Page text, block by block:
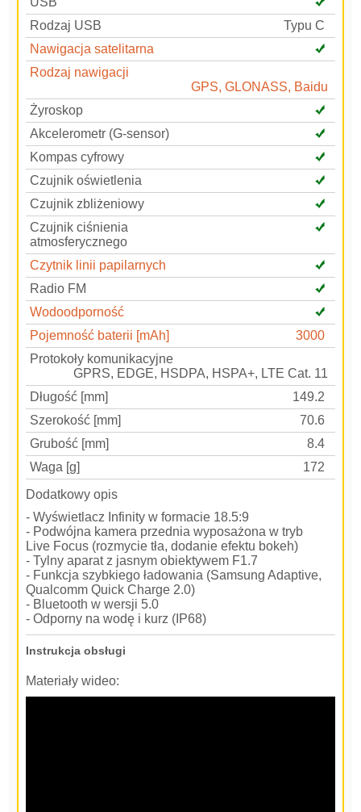
Rodzaj USB
Typu C
Nawigacja satelitarna
Rodzaj nawigacji
GPS, GLONASS, Baidu
Żyroskop
Akcelerometr (G-sensor)
Kompas cyfrowy
Czujnik oświetlenia
Czujnik zbliżeniowy
Czujnik ciśnienia
atmosferycznego
Czytnik linii papilarnych
Radio FM
Wodoodporność
Pojemność baterii [mAh]
3000
Protokoły komunikacyjne
GPRS, EDGE, HSDPA, HSPA+, LTE Cat. 11
Długość [mm]
149.2
Szerokość [mm]
70.6
Grubość [mm]
8.4
Waga [g]
172
Dodatkowy opis
- Wyświetlacz Infinity w formacie 18.5:9
- Podwójna kamera przednia wyposażona w tryb
Live Focus (rozmycie tła, dodanie efektu bokeh)
- Tylny aparat z jasnym obiektywem F1.7
- Funkcja szybkiego ładowania (Samsung Adaptive,
Qualcomm Quick Charge 2.0)
- Bluetooth w wersji 5.0
- Odporny na wodę i kurz (IP68)
Instrukcja obsługi
Materiały wideo: